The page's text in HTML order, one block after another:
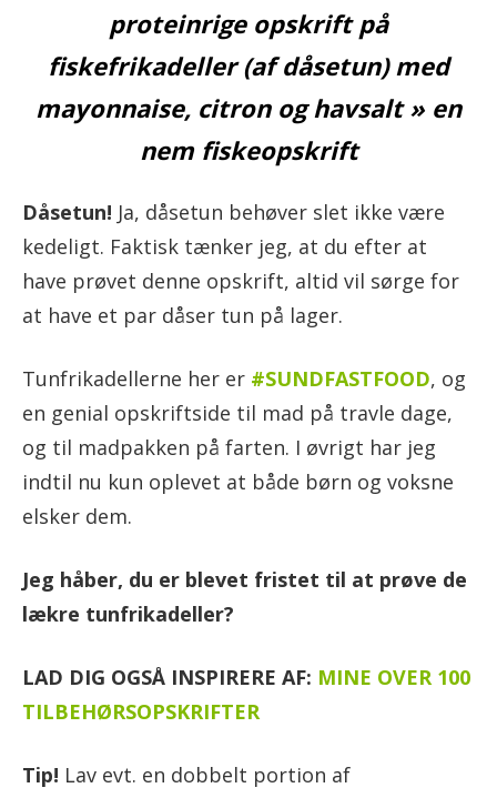
proteinrige opskrift på
fiskefrikadeller (af dåsetun) med
mayonnaise, citron og havsalt » en
nem fiskeopskrift
Dåsetun! Ja, dåsetun behøver slet ikke være
kedeligt. Faktisk tænker jeg, at du efter at
have prøvet denne opskrift, altid vil sørge for
at have et par dåser tun på lager.
Tunfrikadellerne her er #SUNDFASTFOOD, og
en genial opskriftside til mad på travle dage,
og til madpakken på farten. I øvrigt har jeg
indtil nu kun oplevet at både børn og voksne
elsker dem.
Jeg håber, du er blevet fristet til at prøve de
lækre tunfrikadeller?
LAD DIG OGSÅ INSPIRERE AF: MINE OVER 100
TILBEHØRSOPSKRIFTER
Tip! Lav evt. en dobbelt portion af